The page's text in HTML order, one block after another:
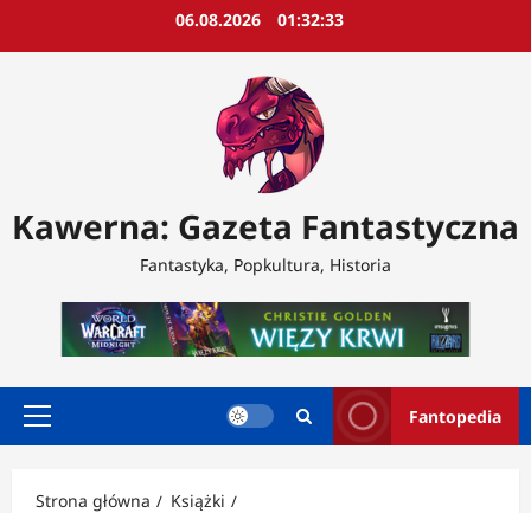
06.08.2026 01:32:35
Kawerna: Gazeta Fantastyczna
Fantastyka, Popkultura, Historia
Menu
Fantopedia
Strona główna
Książki